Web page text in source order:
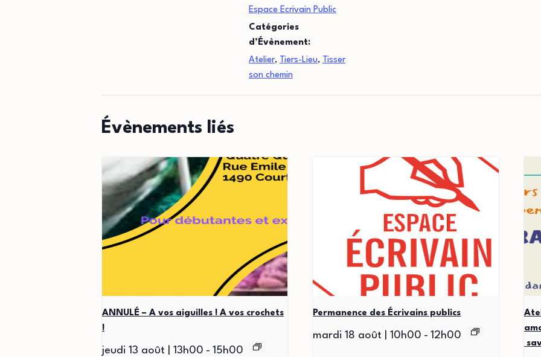
Espace Ecrivain Public
Catégories
d’Évènement:
Atelier, Tiers-Lieu, Tisser
son chemin
Évènements liés
ANNULÉ – A vos aiguilles ! A vos crochets
!
jeudi 13 août | 13h00 - 15h00
Permanence des Écrivains publics
mardi 18 août | 10h00 - 12h00